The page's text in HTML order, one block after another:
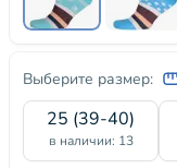
Выберите размер:
25 (39-40)
в наличии: 13